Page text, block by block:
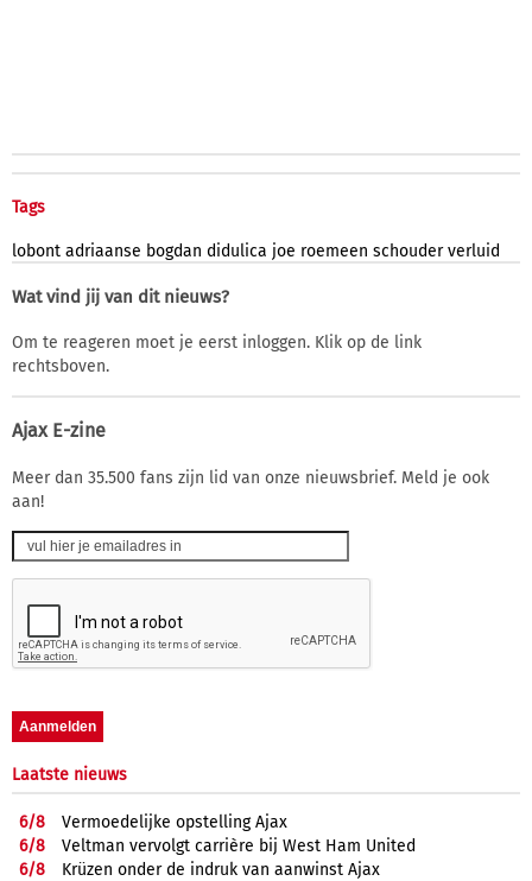
Tags
lobont adriaanse bogdan didulica joe roemeen schouder verluid
Wat vind jij van dit nieuws?
Om te reageren moet je eerst inloggen. Klik op de link
rechtsboven.
Ajax E-zine
Meer dan 35.500 fans zijn lid van onze nieuwsbrief. Meld je ook
aan!
Laatste nieuws
6/8
Vermoedelijke opstelling Ajax
6/8
Veltman vervolgt carrière bij West Ham United
6/8
Krüzen onder de indruk van aanwinst Ajax